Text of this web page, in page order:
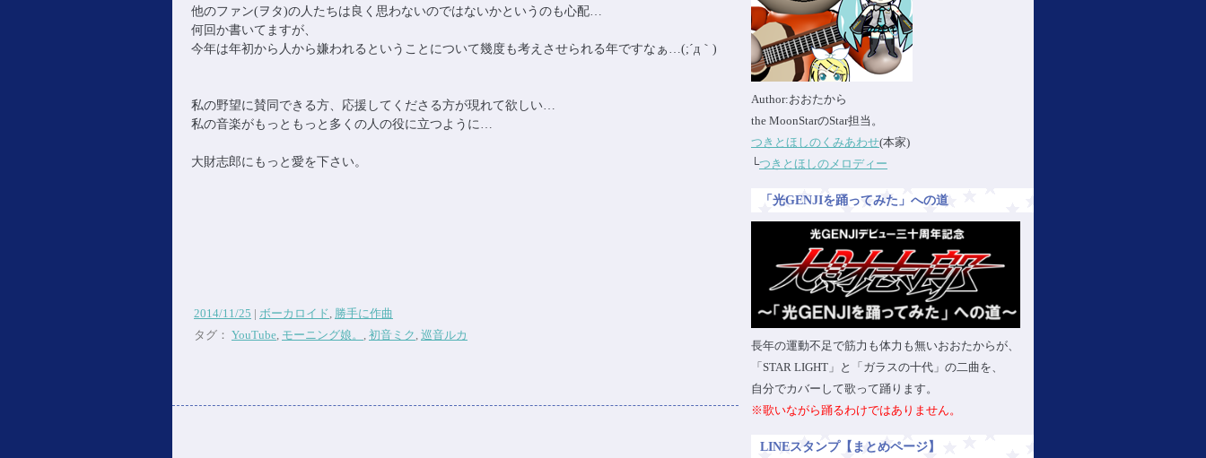
他のファン(ヲタ)の人たちは良く思わないのではないかというのも心配…
何回か書いてますが、
今年は年初から人から嫌われるということについて幾度も考えさせられる年ですなぁ…(;´д｀)
私の野望に賛同できる方、応援してくださる方が現れて欲しい…
私の音楽がもっともっと多くの人の役に立つように…
大財志郎にもっと愛を下さい。
2014/11/25 | ボーカロイド, 勝手に作曲
タグ： YouTube, モーニング娘。 , 初音ミク , 巡音ルカ
Author:おおたから
the MoonStarのStar担当。
つきとほしのくみあわせ(本家)
└つきとほしのメロディー
「光GENJIを踊ってみた」への道
長年の運動不足で筋力も体力も無いおおたからが、
「STAR LIGHT」と「ガラスの十代」の二曲を、
自分でカバーして歌って踊ります。
※歌いながら踊るわけではありません。
LINEスタンプ【まとめページ】